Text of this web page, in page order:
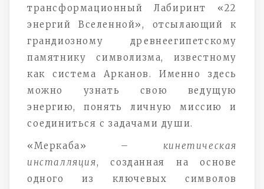
трансформационный Лабиринт «22
энергий Вселенной», отсылающий к
грандиозному древнеегипетскому
памятнику символизма, известному
как система Арканов. Именно здесь
можно узнать свою ведущую
энергию, понять личную миссию и
соединиться с задачами души.
«Меркаба» – кинетическая
инсталляция, созданная на основе
одного из ключевых символов